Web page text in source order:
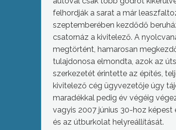
felhordják a sarat a már
szeptemberében kezdődő
csatornáz a kivitelező. A
megtörtént, hamarosan
tulajdonosa elmondta, azok az
szerkezetét érintette az építés,
kivitelező cég ügyvezetője úgy
maradékkal pedig év végéig
vagyis 2007 június 30-hoz
és az útburkolat helyreállítását.